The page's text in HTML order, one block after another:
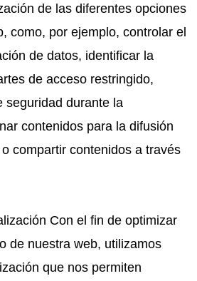
de las diferentes opciones
como, por ejemplo, controlar el
de datos, identificar la
de acceso restringido,
seguridad durante la
contenidos para la difusión
compartir contenidos a través
Con el fin de optimizar
de nuestra web, utilizamos
que nos permiten